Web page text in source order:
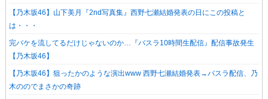
【乃木坂46】山下美月『2nd写真集』西野七瀬結婚発表の日にこの投稿と
は・・・
完パケを流してるだけじゃないのか…『バスラ10時間生配信』配信事故発生
【乃木坂46】
【乃木坂46】狙ったかのような演出www 西野七瀬結婚発表→バスラ配信、乃
木ののでまさかの奇跡